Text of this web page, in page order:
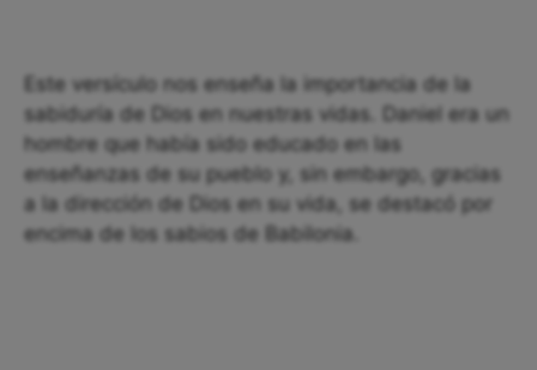
Este versículo nos enseña la importancia de la
sabiduría de Dios en nuestras vidas. Daniel era un
hombre que había sido educado en las
enseñanzas de su pueblo y, sin embargo, gracias
a la dirección de Dios en su vida, se destacó por
encima de los sabios de Babilonia.